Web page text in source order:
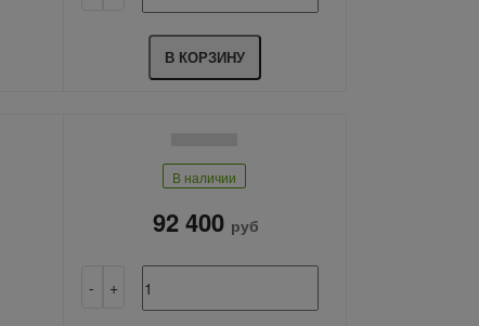
В КОРЗИНУ
В наличии
92 400 руб